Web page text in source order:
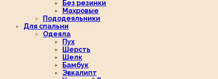
Без резинки
Махровые
Пододеяльники
Для спальни
Одеяла
Пух
Шерсть
Шелк
Бамбук
Эвкалипт